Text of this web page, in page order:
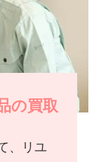
の買取
、リユ